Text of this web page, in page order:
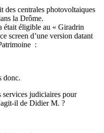
des centrales photovoltaiques
la Drôme.
était éligible au « Giradrin
screen d’une version datant
:
donc.
judiciaires pour
il de Didier M. ?